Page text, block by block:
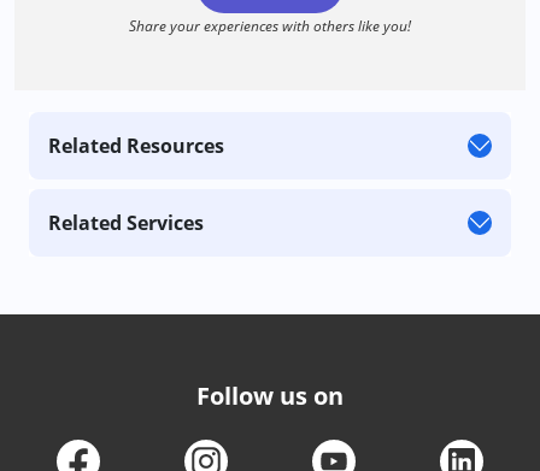
Share your experiences with others like you!
Related Resources
Related Services
Follow us on